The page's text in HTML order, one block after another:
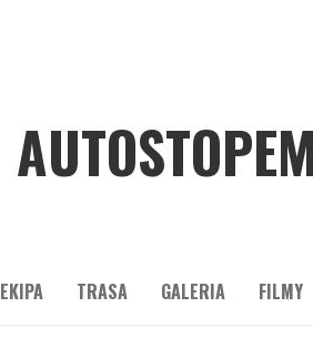
EKIPA TRASA GALERIA FILMY